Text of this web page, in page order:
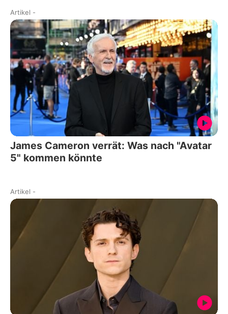
Artikel -
James Cameron verrät: Was nach "Avatar
5" kommen könnte
Artikel -